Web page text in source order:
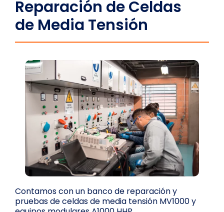
Reparación de Celdas
de Media Tensión
Contamos con un banco de reparación y
pruebas de celdas de media tensión MV1000 y